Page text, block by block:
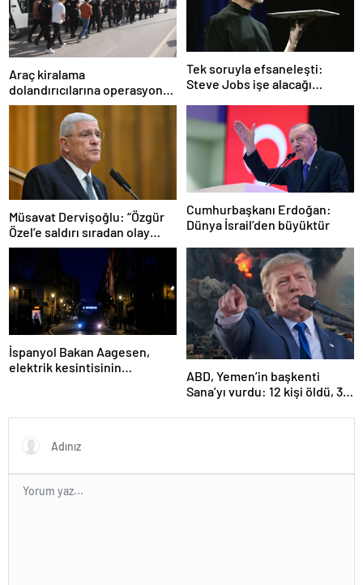
Araç kiralama
dolandırıcılarına operasyon:
101 gözaltı
Tek soruyla efsaneleşti:
Steve Jobs işe alacağı
seçiyordu!
Müsavat Dervişoğlu: “Özgür
Özel’e saldırı sıradan olay
değil”
Cumhurbaşkanı Erdoğan:
Dünya İsrail’den büyüktür
İspanyol Bakan Aagesen,
elektrik kesintisinin
ABD, Yemen’in başkenti
Sana’yı vurdu: 12 kişi öldü, 30